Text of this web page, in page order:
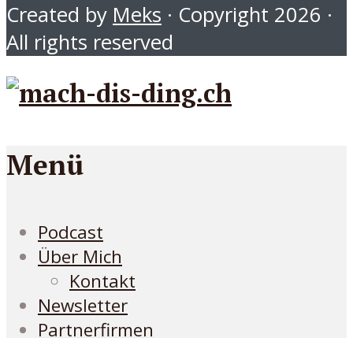
Created by Meks · Copyright 2026 ·
All rights reserved
Menü
Podcast
Über Mich
Kontakt
Newsletter
Partnerfirmen